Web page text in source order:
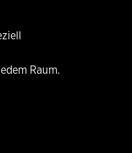
Raum.